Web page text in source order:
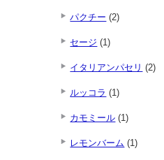
パクチー (2)
セージ (1)
イタリアンパセリ (2)
ルッコラ (1)
カモミール (1)
レモンバーム (1)